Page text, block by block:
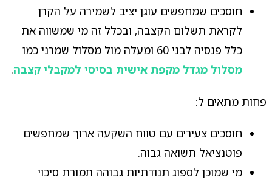
חוסכים שמחפשים עוגן יציב לשמירה על הקרן
לקראת תשלום הקצבה, ובכלל זה מי שמשווה את
כלל פנסיה לבני 60 ומעלה מול מסלול שמרני כמו
מסלול מגדל מקפת אישית בסיסי למקבלי קצבה.
פחות מתאים ל:
חוסכים צעירים עם טווח השקעה ארוך שמחפשים
פוטנציאל תשואה גבוה.
מי שמוכן לספוג תנודתיות גבוהה תמורת סיכוי